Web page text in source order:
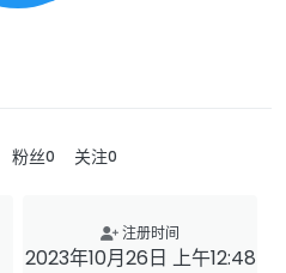
粉丝0 关注0
注册时间
2023年10月26日 上午12:48